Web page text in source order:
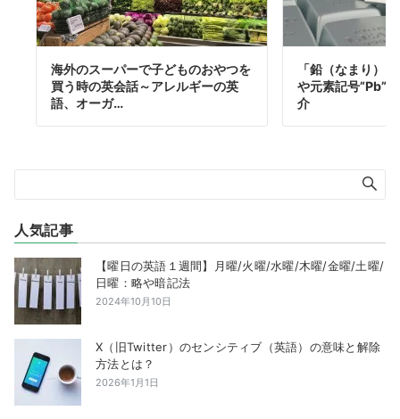
海外のスーパーで子どものおやつを
買う時の英会話～アレルギーの英
語、オーガ…
「鉛（なまり）
や元素記号”Pb”
介
人気記事
【曜日の英語１週間】月曜/火曜/水曜/木曜/金曜/土曜/
日曜：略や暗記法
2024年10月10日
X（旧Twitter）のセンシティブ（英語）の意味と解除
方法とは？
2026年1月1日